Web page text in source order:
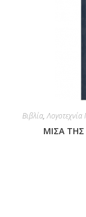
Βιβλία,Λογοτεχνία
ΜΙΣΑ ΤΗΣ